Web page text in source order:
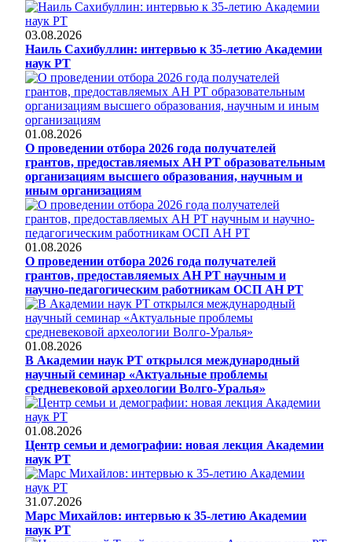
03.08.2026
Наиль Сахибуллин: интервью к 35-летию Академии
наук РТ
01.08.2026
О проведении отбора 2026 года получателей
грантов, предоставляемых АН РТ образовательным
организациям высшего образования, научным и
иным организациям
01.08.2026
О проведении отбора 2026 года получателей
грантов, предоставляемых АН РТ научным и
научно-педагогическим работникам ОСП АН РТ
01.08.2026
В Академии наук РТ открылся международный
научный семинар «Актуальные проблемы
средневековой археологии Волго-Уралья»
01.08.2026
Центр семьи и демографии: новая лекция Академии
наук РТ
31.07.2026
Марс Михайлов: интервью к 35-летию Академии
наук РТ